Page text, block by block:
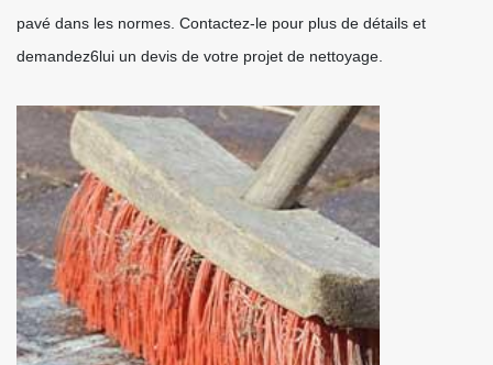
pavé dans les normes. Contactez-le pour plus de détails et
demandez6lui un devis de votre projet de nettoyage.